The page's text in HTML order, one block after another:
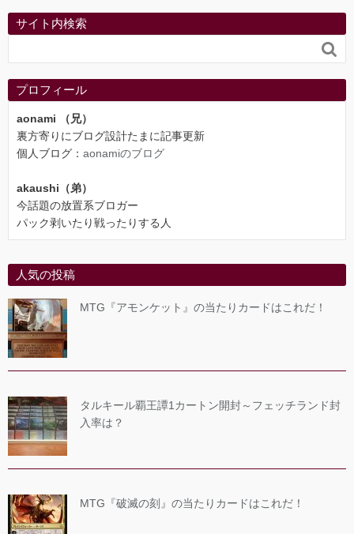
サイト内検索

プロフィール
aonami （兄）
裏方寄りにブログ設計たまに記事更新
個人ブログ： aonamiのブログ
akaushi（弟）
今話題の放置系ブロガー
パック剥いたり戦ったりする人
人気の投稿
MTG『アモンケット』の当たりカードはこれだ！
タルキール覇王譚1カートン開封～フェッチランド封
入率は？
MTG『破滅の刻』の当たりカードはこれだ！